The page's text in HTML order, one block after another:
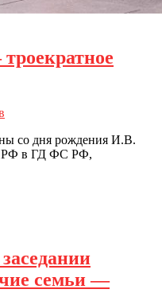
со дня рождения И.В.
в ГД ФС РФ,
семьи —